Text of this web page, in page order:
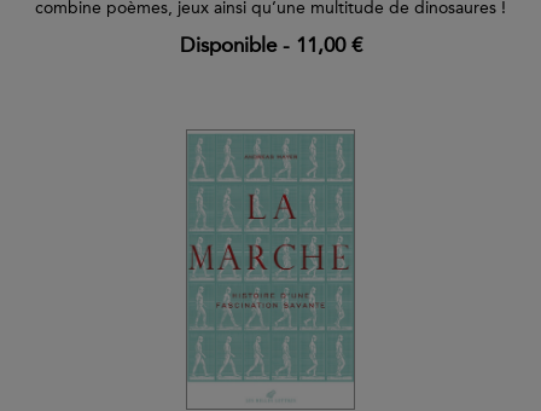
combine poèmes, jeux ainsi qu’une multitude de dinosaures !
Disponible- 11,00 €